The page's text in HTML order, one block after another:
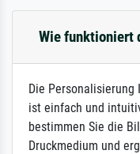
Wie funktioniert
Die Personalisierung
ist einfach und
bestimmen Sie die
Druckmedium und